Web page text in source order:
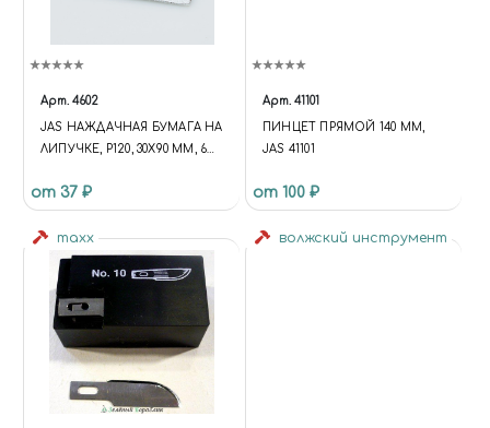
Арт. 4602
JAS НАЖДАЧНАЯ БУМАГА НА
ЛИПУЧКЕ, P120, 30X90 ММ, 6
от 37 ₽
Арт. 41101
ПИНЦЕТ ПРЯМОЙ 140 ММ,
JAS 41101
от 100 ₽
maxx волжский инструмент